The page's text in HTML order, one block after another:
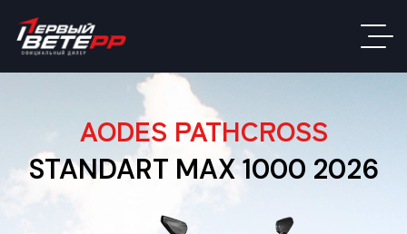
AODES PATHCROSS
STANDART MAX 1000 2026